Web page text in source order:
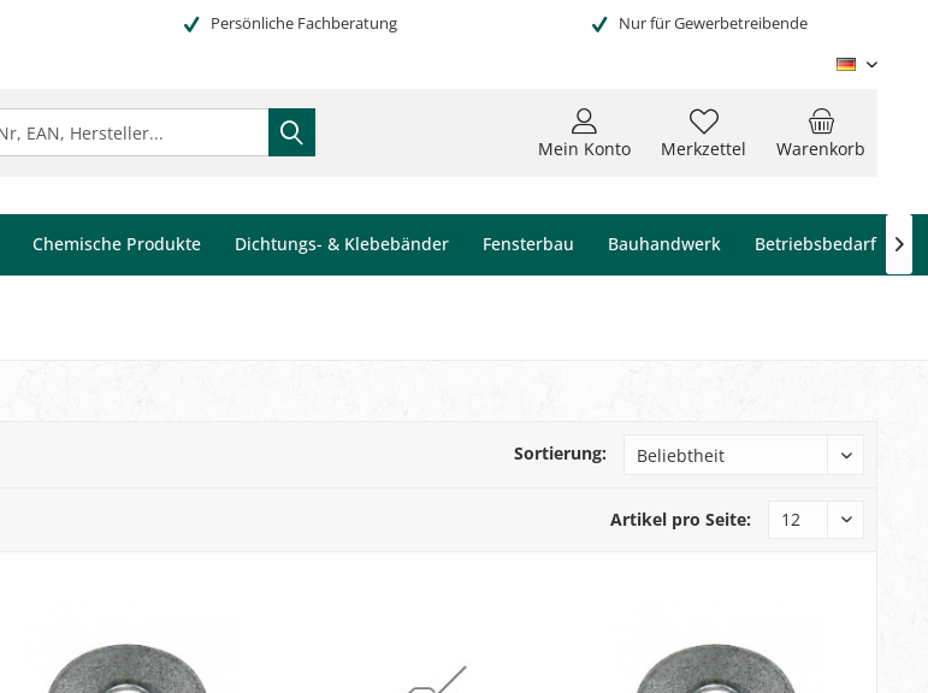
Persönliche Fachberatung Nur für Gewerbetreibende
Warenkorb
Merkzettel
Mein Konto
Chemische Produkte Dichtungs- & Klebebänder Fensterbau Bauhandwerk Betriebsbedarf 
Sortierung:
Artikel pro Seite: